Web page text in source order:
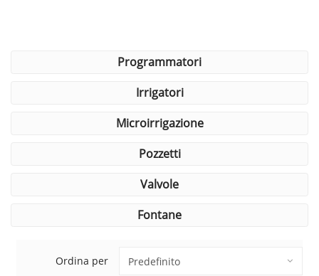
programmatori
irrigatori
microirrigazione
pozzetti
valvole
fontane
Ordina per